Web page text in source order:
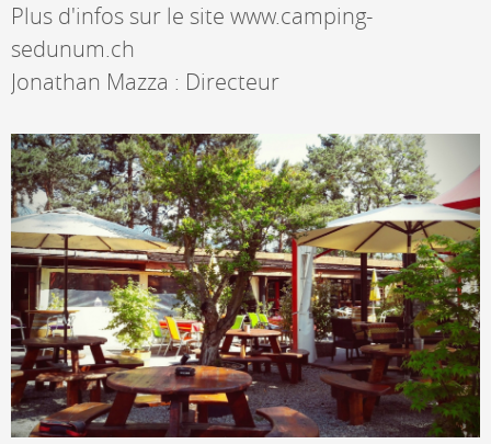
Plus d'infos sur le site www.camping-
sedunum.ch
Jonathan Mazza : Directeur